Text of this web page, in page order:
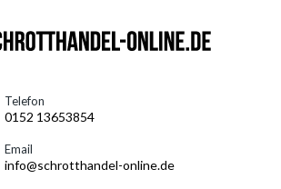
Telefon
0152 13653854
Email
info@schrotthandel-online.de